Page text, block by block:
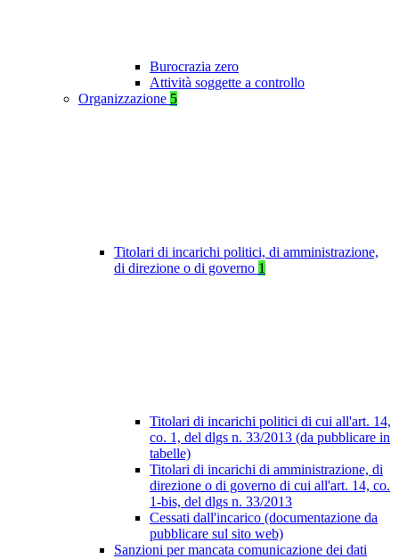
Burocrazia zero
Attività soggette a controllo
Organizzazione 5
Titolari di incarichi politici, di amministrazione,
di direzione o di governo 1
Titolari di incarichi politici di cui all'art. 14,
co. 1, del dlgs n. 33/2013 (da pubblicare in
tabelle)
Titolari di incarichi di amministrazione, di
direzione o di governo di cui all'art. 14, co.
1-bis, del dlgs n. 33/2013
Cessati dall'incarico (documentazione da
pubblicare sul sito web)
Sanzioni per mancata comunicazione dei dati